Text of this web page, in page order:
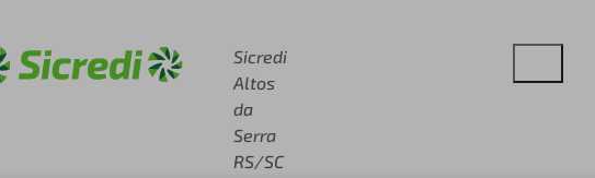
Sicredi
Altos
da
Serra
RS/SC